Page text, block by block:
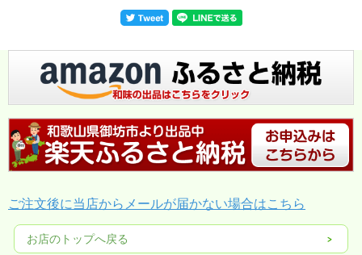
ご注文後に当店からメールが届かない場合はこちら
お店のトップへ戻る